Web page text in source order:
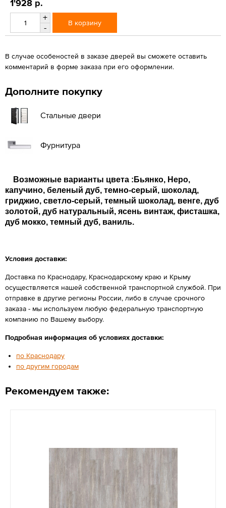
1'928 р.
+
-
В корзину
В случае особеностей в заказе дверей вы сможете оставить
комментарий в форме заказа при его оформлении.
Дополните покупку
Стальные двери
Фурнитура
Возможные варианты цвета :Бьянко, Неро,
капучино, беленый дуб, темно-серый, шоколад,
гриджио, светло-серый, темный шоколад, венге, дуб
золотой, дуб натуральный, ясень винтаж, фисташка,
дуб мокко, темный дуб, ваниль.
Условия доставки:
Доставка по Краснодару, Краснодарскому краю и Крыму
осуществляется нашей собственной транспортной службой. При
отправке в другие регионы России, либо в случае срочного
заказа - мы используем любую федеральную транспортную
компанию по Вашему выбору.
Подробная информация об условиях доставки:
по Краснодару
по другим городам
Рекомендуем также: